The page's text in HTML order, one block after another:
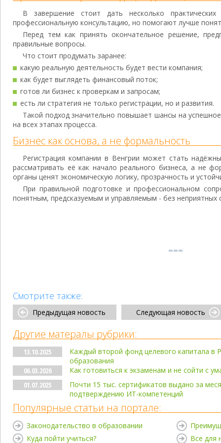
В завершение стоит дать несколько
профессиональную консультацию, но помогают лучше
Перед тем как принять окончательное решение,
правильные вопросы.
Что стоит продумать заранее:
какую реальную деятельность будет вести компания;
как будет выглядеть финансовый поток;
готов ли бизнес к проверкам и запросам;
есть ли стратегия не только регистрации, но и развития.
Такой подход значительно повышает шансы на
на всех этапах процесса.
Бизнес как основа, а не формальность
Регистрация компании в Венгрии может стать
рассматривать её как начало реального бизнеса, а не
органы ценят экономическую логику, прозрачность и
При правильной подготовке и профессиональном
понятным, предсказуемым и управляемым - без неприятных
Смотрите также:
Предыдущая новость Следующая новость
Другие матералы рубрики:
13.10.2025
Каждый второй фонд целевого капитала в
образования
06.03.2026
Как готовиться к экзаменам и не сойти с
01.07.2025
Почти 15 тыс. сертификатов выдано за
подтверждению ИТ-компетенций
Популярные статьи на портале:
Законодательство в образовании
Куда пойти учиться?
Все для